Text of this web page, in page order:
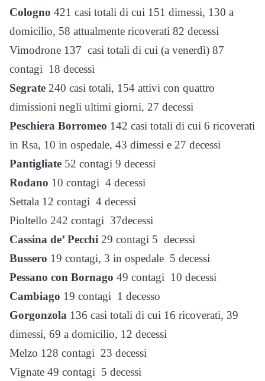
Cologno 421 casi totali di cui 151 dimessi, 130 a
domicilio, 58 attualmente ricoverati 82 decessi
Vimodrone 137 casi totali di cui (a venerdì) 87
contagi 18 decessi
Segrate 240 casi totali, 154 attivi con quattro
dimissioni negli ultimi giorni, 27 decessi
Peschiera Borromeo 142 casi totali di cui 6 ricoverati
in Rsa, 10 in ospedale, 43 dimessi e 27 decessi
Pantigliate 52 contagi 9 decessi
Rodano 10 contagi 4 decessi
Settala 12 contagi 4 decessi
Pioltello 242 contagi 37decessi
Cassina de’ Pecchi 29 contagi 5 decessi
Bussero 19 contagi, 3 in ospedale 5 decessi
Pessano con Bornago 49 contagi 10 decessi
Cambiago 19 contagi 1 decesso
Gorgonzola 136 casi totali di cui 16 ricoverati, 39
dimessi, 69 a domicilio, 12 decessi
Melzo 128 contagi 23 decessi
Vignate 49 contagi 5 decessi